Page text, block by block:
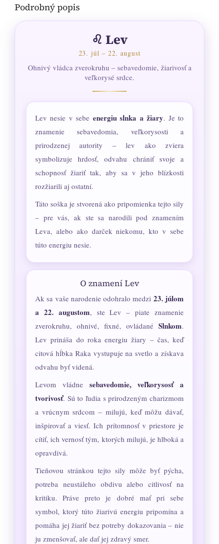
Podrobný popis
♌ Lev
23. júl – 22. august
Ohnivý vládca zverokruhu – sebavedomie, žiarivosť a
veľkorysé srdce.
Lev nesie v sebe energiu slnka a žiary. Je to
znamenie sebavedomia, veľkorysosti a
prirodzenej autority – lev ako zviera
symbolizuje hrdosť, odvahu chrániť svoje a
schopnosť žiariť tak, aby sa v jeho blízkosti
rozžiarili aj ostatní.
Táto soška je stvorená ako pripomienka tejto sily
– pre vás, ak ste sa narodili pod znamením
Leva, alebo ako darček niekomu, kto v sebe
túto energiu nesie.
O znamení Lev
Ak sa vaše narodenie odohralo medzi 23. júlom
a 22. augustom, ste Lev – piate znamenie
zverokruhu, ohnivé, fixné, ovládané Slnkom.
Lev prináša do roka energiu žiary – čas, keď
citová hĺbka Raka vystupuje na svetlo a získava
odvahu byť videná.
Levom vládne sebavedomie, veľkorysosť a
tvorivosť. Sú to ľudia s prirodzeným charizmom
a vrúcnym srdcom – milujú, keď môžu dávať,
inšpirovať a viesť. Ich prítomnosť v priestore je
cítiť, ich vernosť tým, ktorých milujú, je hlboká a
opravdivá.
Tieňovou stránkou tejto sily môže byť pýcha,
potreba neustáleho obdivu alebo citlivosť na
kritiku. Práve preto je dobré mať pri sebe
symbol, ktorý túto žiarivú energiu pripomína a
pomáha jej žiariť bez potreby dokazovania – nie
ju zmenšovať, ale dať jej zdravý smer.